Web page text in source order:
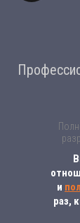
и
раз,